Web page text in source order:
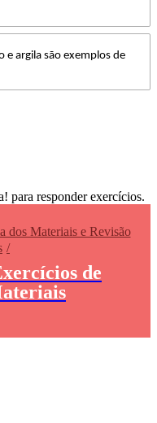
e argila são exemplos de
para responder exercícios.
dos Materiais e Revisão
de